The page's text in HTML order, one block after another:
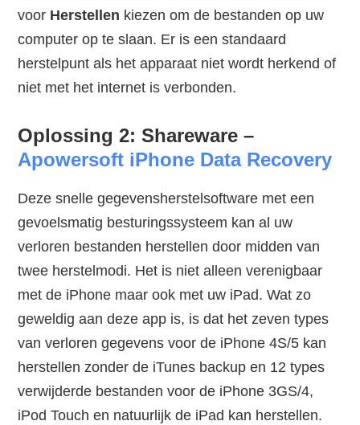
voor Herstellen kiezen om de bestanden op uw
computer op te slaan. Er is een standaard
herstelpunt als het apparaat niet wordt herkend of
niet met het internet is verbonden.
Oplossing 2: Shareware –
Apowersoft iPhone Data Recovery
Deze snelle gegevensherstelsoftware met een
gevoelsmatig besturingssysteem kan al uw
verloren bestanden herstellen door midden van
twee herstelmodi. Het is niet alleen verenigbaar
met de iPhone maar ook met uw iPad. Wat zo
geweldig aan deze app is, is dat het zeven types
van verloren gegevens voor de iPhone 4S/5 kan
herstellen zonder de iTunes backup en 12 types
verwijderde bestanden voor de iPhone 3GS/4,
iPod Touch en natuurlijk de iPad kan herstellen.